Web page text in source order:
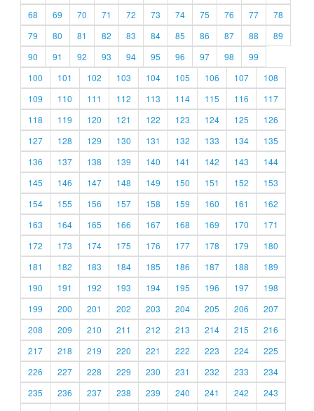
68
69 70 71 72 73 74 75 76 77
78
79
80 81 82 83 84 85 86 87 88
89
90
91 92 93 94 95 96 97 98
99
100
101 102 103 104 105 106 107
108
109
110 111 112 113 114 115 116
117
118
119 120 121 122 123 124 125
126
127
128 129 130 131 132 133 134
135
136
137 138 139 140 141 142 143
144
145
146 147 148 149 150 151 152
153
154
155 156 157 158 159 160 161
162
163
164 165 166 167 168 169 170
171
172
173 174 175 176 177 178 179
180
181
182 183 184 185 186 187 188
189
190
191 192 193 194 195 196 197
198
199
200 201 202 203 204 205 206
207
208
209 210 211 212 213 214 215
216
217
218 219 220 221 222 223 224
225
226
227 228 229 230 231 232 233
234
235
236 237 238 239 240 241 242
243